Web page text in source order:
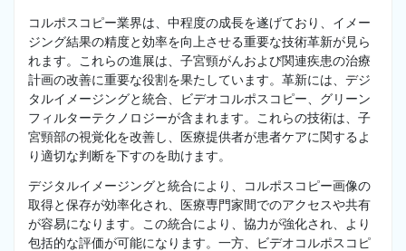
コルポスコピー業界は、中程度の成長を遂げており、イメー
ジング結果の精度と効率を向上させる重要な技術革新が見ら
れます。これらの進展は、子宮頸がんおよび関連疾患の治療
計画の改善に重要な役割を果たしています。革新には、デジ
タルイメージングと統合、ビデオコルポスコピー、グリーン
フィルターテクノロジーが含まれます。これらの技術は、子
宮頸部の視覚化を改善し、医療提供者が患者ケアに関するよ
り適切な判断を下すのを助けます。
デジタルイメージングと統合により、コルポスコピー画像の
取得と保存が効率化され、医療専門家間でのアクセスや共有
が容易になります。この統合により、協力が強化され、より
包括的な評価が可能になります。一方、ビデオコルポスコピ